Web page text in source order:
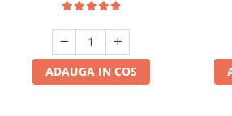
ADAUGA IN COS